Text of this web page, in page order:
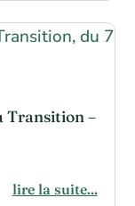
Transition –
lire la suite...